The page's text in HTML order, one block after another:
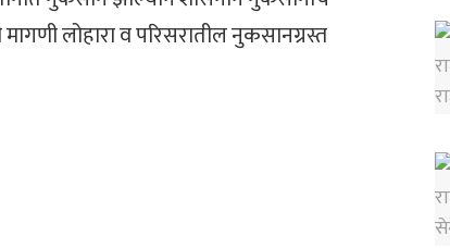
लोहारा व परिसरातील नुकसानग्रस्त